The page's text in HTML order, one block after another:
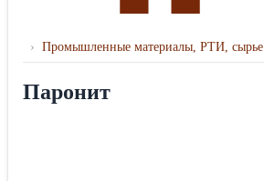
› Промышленные материалы, РТИ, сырье
Паронит